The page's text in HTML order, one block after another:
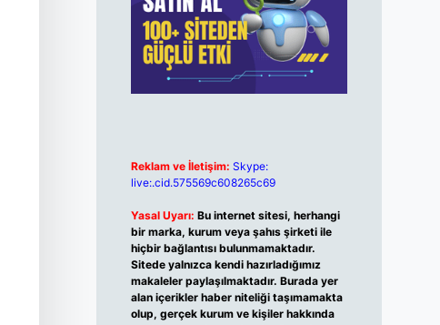
Reklam ve İletişim: Skype:
live:.cid.575569c608265c69
Yasal Uyarı: Bu internet sitesi, herhangi
bir marka, kurum veya şahıs şirketi ile
hiçbir bağlantısı bulunmamaktadır.
Sitede yalnızca kendi hazırladığımız
makaleler paylaşılmaktadır. Burada yer
alan içerikler haber niteliği taşımamakta
olup, gerçek kurum ve kişiler hakkında